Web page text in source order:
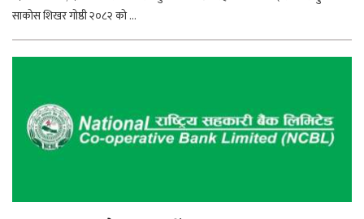
साकोस शिखर गोष्ठी २०८२ को ...